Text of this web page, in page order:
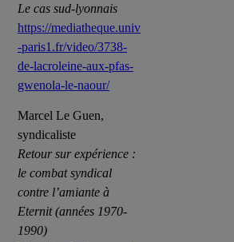
Le cas sud-lyonnais
https://mediatheque.univ
-paris1.fr/video/3738-
de-lacroleine-aux-pfas-
gwenola-le-naour/
Marcel Le Guen,
syndicaliste
Retour sur expérience :
le combat syndical
contre l’amiante à
Eternit (années 1970-
1990)